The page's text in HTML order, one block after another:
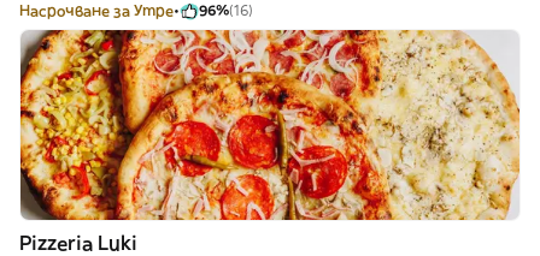
Насрочване за Утре 96%(16)
Pizzeria Luki